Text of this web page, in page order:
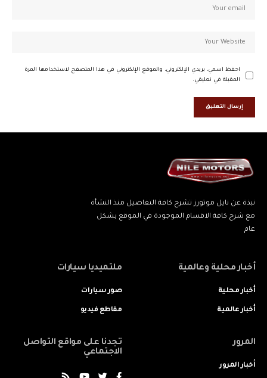
احفظ اسمي، بريدي الإلكتروني، والموقع الإلكتروني في هذا المتصفح لاستخدامها المرة
المقبلة في تعليقي.
نبذة عن نايل موتورز تشرح كافة التفاصيل منذ النشأة
مع شرح كافة الاقسام الموجودة في الموقع بشكل
عام
أخبار محلية وعالمية
أخبار محلية
أخبار عالمية
ملتميديا سيارات
صور سيارات
مقاطع فيديو
المرور
أخبار المرور
تجدنا على مواقع التواصل
الاجتماعي